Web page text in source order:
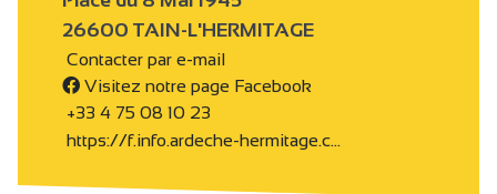
26600 TAIN-L'HERMITAGE
Contacter par e-mail
Visitez notre page Facebook
+33 4 75 08 10 23
https://f.info.ardeche-hermitage.c…